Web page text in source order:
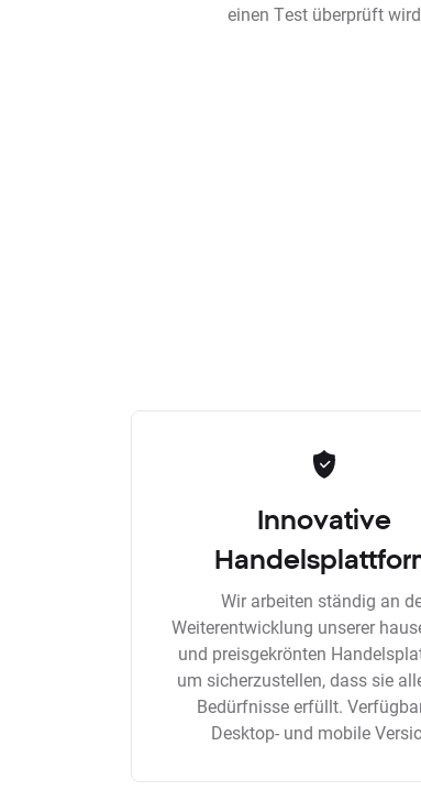
einen Test überprüft
Innovative
Wir arbeiten ständig an
Weiterentwicklung unserer
und preisgekrönten
um sicherzustellen, dass sie
Bedürfnisse erfüllt.
Desktop- und mobile